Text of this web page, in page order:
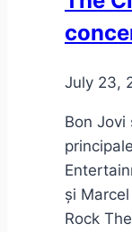
July 23,
Bon Jovi
și
Rock